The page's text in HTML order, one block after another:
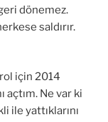
dönemez.
saldırır.
için 2014
açtım. Ne var ki
ile yattıklarını